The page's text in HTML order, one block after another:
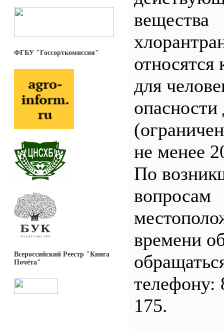
ФГБУ "Госсорткомиссия"
Всероссийский Реестр "Книга
Почёта"
вещества
относятся
для
опасности
не менее
По
вопросам
времени
телефону:
175.